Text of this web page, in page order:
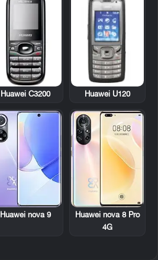
Huawei U120
Huawei C3200
Huawei nova 8 Pro
4G
Huawei nova 9